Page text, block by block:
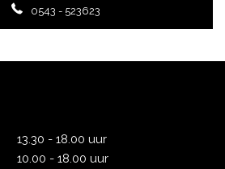
0543 - 523623
13.30 - 18.00 uur
10.00 - 18.00 uur